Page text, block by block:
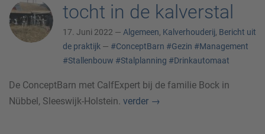
tocht in de kalverstal
17. Juni 2022 — Algemeen, Kalverhouderij, Bericht uit
de praktijk — #ConceptBarn #Gezin #Management
#Stallenbouw #Stalplanning #Drinkautomaat
De ConceptBarn met CalfExpert bij de familie Bock in
Nübbel, Sleeswijk-Holstein. verder →